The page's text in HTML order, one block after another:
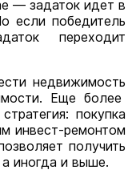
— задаток идет в
если победитель
переходит
недвижимость
Еще более
покупка
инвест-ремонтом
получить
а иногда и выше.